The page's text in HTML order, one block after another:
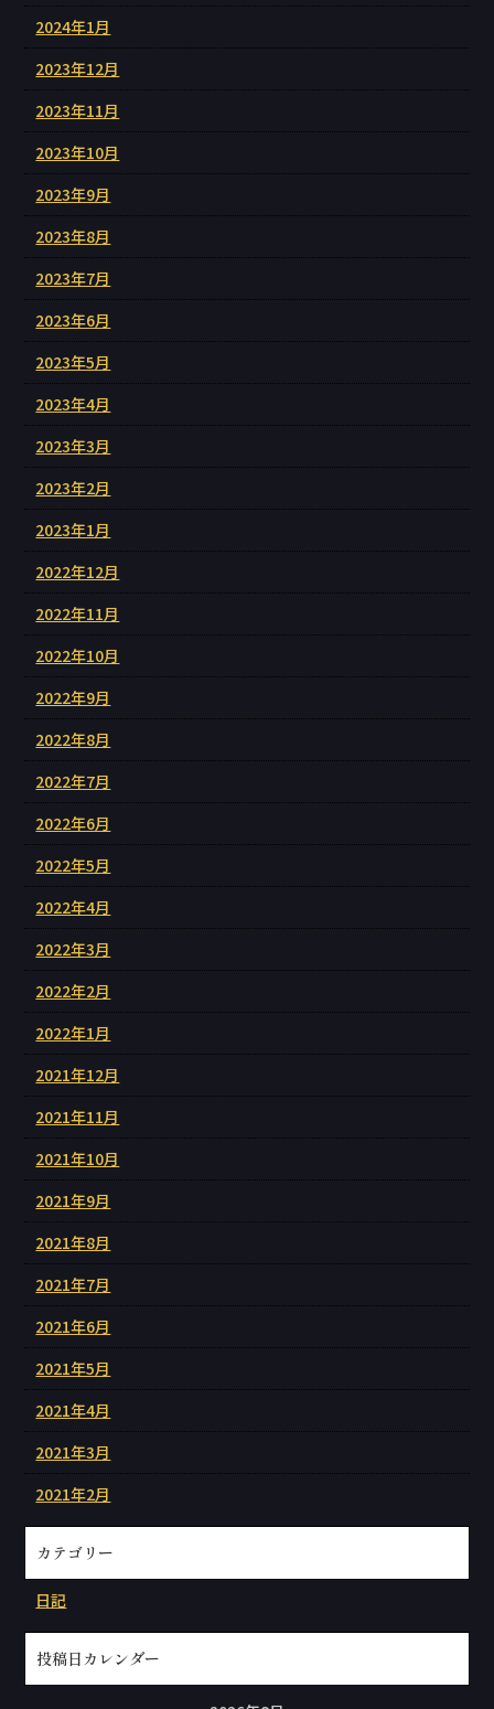
2024年1月
2023年12月
2023年11月
2023年10月
2023年9月
2023年8月
2023年7月
2023年6月
2023年5月
2023年4月
2023年3月
2023年2月
2023年1月
2022年12月
2022年11月
2022年10月
2022年9月
2022年8月
2022年7月
2022年6月
2022年5月
2022年4月
2022年3月
2022年2月
2022年1月
2021年12月
2021年11月
2021年10月
2021年9月
2021年8月
2021年7月
2021年6月
2021年5月
2021年4月
2021年3月
2021年2月
カテゴリー
日記
投稿日カレンダー